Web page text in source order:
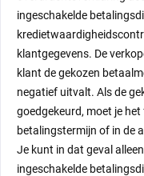
ingeschakelde
klantgegevens. De
klant de gekozen
negatief uitvalt. Als de
goedgekeurd, moet je
betalingstermijn of in de
Je kunt in dat geval
ingeschakelde